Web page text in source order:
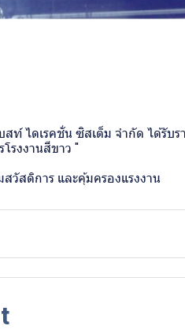
สท์ ไดเรคชั่น ซิสเต็ม จำกัด ได้รับ
โรงงานสีขาว "
สวัสดิการ และคุ้มครองแรงงาน